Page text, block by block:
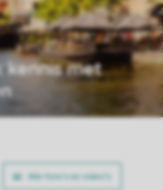
kennis met
Alle foto’s en video’s